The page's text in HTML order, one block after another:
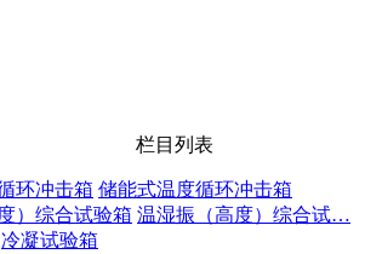
栏目列表
储能式温度循环冲击箱
温湿振（高度）综合试…
冷凝试验箱